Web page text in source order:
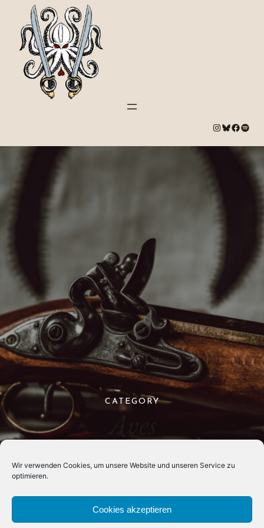
Wir verwenden Cookies, um unsere Website und unseren Service zu
optimieren.
Cookies akzeptieren
# Bluesky # Spotify
CATEGORY